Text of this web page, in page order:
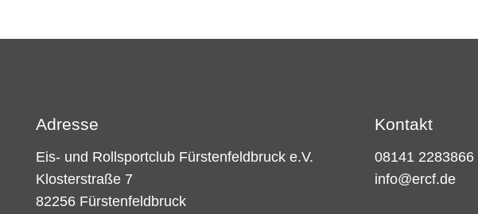
Adresse
Eis- und Rollsportclub Fürstenfeldbruck e.V.
Klosterstraße 7
82256 Fürstenfeldbruck
Kontakt
08141 2283866
info@ercf.de